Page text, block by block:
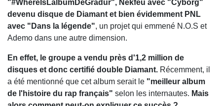
"#WhereIsLalbumDeGradur", Nekfeu avec "Cyborg"
devenu disque de Diamant et bien évidemment PNL
avec "Dans la légende", un projet qui emmené N.O.S et
Ademo dans une autre dimension.
En effet, le groupe a vendu près d'1,2 million de
disques et donc certifié double Diamant. Récemment, il
a été mentionné que cet album serait le "meilleur album
de l'histoire du rap français" selon les internautes. Mais